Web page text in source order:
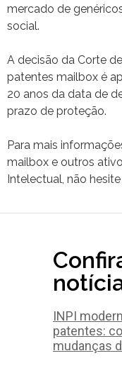
mercado de
social.
A decisão da Corte
patentes mailbox é
20 anos da data de
prazo de proteção.
Para mais
mailbox e outros
Intelectual, não
INPI
patentes:
mudanças